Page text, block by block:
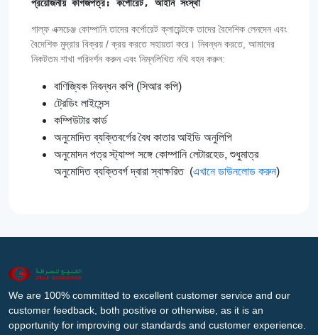
প্রয়োজনীয় কাগজপত্র: কর্পোরেট, আইনি সংস্থা
গাল্‌ফ এক্সচেঞ্জ কোম্পানি তাদের কর্পোরেট ক্লায়েন্টকে তাদের বৈদেশিক লেনদেন এবং
বৈদেশিক মুদ্রার বিক্রয় / ক্রয় করতে সহায়তা করে। নিবন্ধন করতে, আমাদের
নিকটতম শাখা পরিদর্শন করুন এবং নিম্নলিখিত নথি বহন করুন:
বাণিজ্যিক নিবন্ধন কপি (সিআর কপি)
ট্রেডিং লাইসেন্স
কম্পিউটার কার্ড
অনুমোদিত ব্যক্তিবর্গের বৈধ কাতার আইডি অনুলিপি
অনুমোদন পত্র স্ট্যাম্প সঙ্গে কোম্পানি লেটারহেড, শুধুমাত্র
অনুমোদিত ব্যক্তিবর্গ দ্বারা স্বাক্ষরিত (এখানে ডাউনলোড করুন)
We are 100% committed to excellent customer service and our
customer feedback, both positive or otherwise, as it is an
opportunity for improving our standards and customer experience.